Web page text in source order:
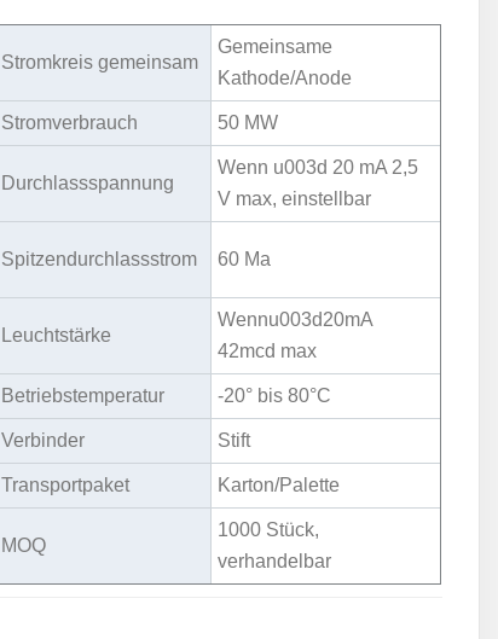
Stromkreis gemeinsam
Gemeinsame
Kathode/Anode
Stromverbrauch 50 MW
Durchlassspannung
Wenn u003d 20 mA 2,5
V max, einstellbar
Spitzendurchlassstrom 60 Ma
Leuchtstärke
Wennu003d20mA
42mcd max
Betriebstemperatur -20° bis 80°C
Verbinder Stift
Transportpaket Karton/Palette
MOQ
1000 Stück,
verhandelbar